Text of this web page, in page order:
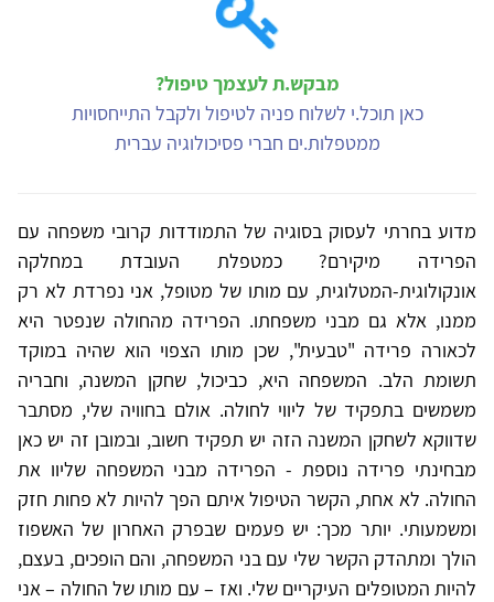
מבקש.ת לעצמך טיפול?
כאן תוכל.י לשלוח פניה לטיפול ולקבל התייחסויות
ממטפלות.ים חברי פסיכולוגיה עברית
מדוע בחרתי לעסוק בסוגיה של התמודדות קרובי משפחה עם
הפרידה מיקירם? כמטפלת העובדת במחלקה
אונקולוגית-המטלוגית, עם מותו של מטופל, אני נפרדת לא רק
ממנו, אלא גם מבני משפחתו. הפרידה מהחולה שנפטר היא
לכאורה פרידה "טבעית", שכן מותו הצפוי הוא שהיה במוקד
תשומת הלב. המשפחה היא, כביכול, שחקן המשנה, וחבריה
משמשים בתפקיד של ליווי לחולה. אולם בחוויה שלי, מסתבר
שדווקא לשחקן המשנה הזה יש תפקיד חשוב, ובמובן זה יש כאן
מבחינתי פרידה נוספת - הפרידה מבני המשפחה שליוו את
החולה. לא אחת, הקשר הטיפול איתם הפך להיות לא פחות חזק
ומשמעותי. יותר מכך: יש פעמים שבפרק האחרון של האשפוז
הולך ומתהדק הקשר שלי עם בני המשפחה, והם הופכים, בעצם,
להיות המטופלים העיקריים שלי. ואז – עם מותו של החולה – אני